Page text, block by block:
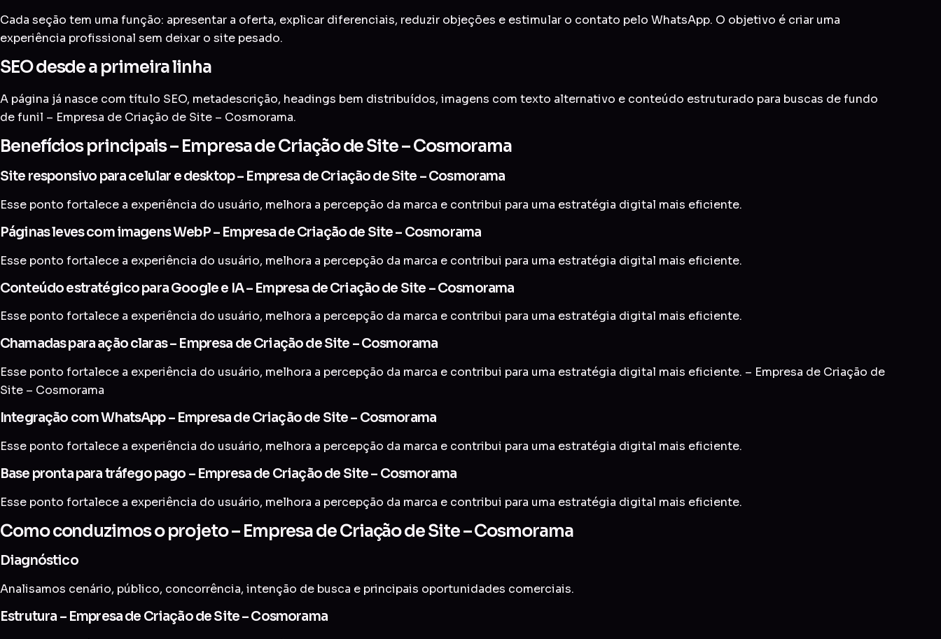
Cada seção tem uma função: apresentar a oferta, explicar diferenciais, reduzir objeções e estimular o contato pelo WhatsApp. O objetivo é criar uma
experiência profissional sem deixar o site pesado.
SEO desde a primeira linha
A página já nasce com título SEO, metadescrição, headings bem distribuídos, imagens com texto alternativo e conteúdo estruturado para buscas de fundo
de funil – Empresa de Criação de Site – Cosmorama.
Benefícios principais – Empresa de Criação de Site – Cosmorama
Site responsivo para celular e desktop – Empresa de Criação de Site – Cosmorama
Esse ponto fortalece a experiência do usuário, melhora a percepção da marca e contribui para uma estratégia digital mais eficiente.
Páginas leves com imagens WebP – Empresa de Criação de Site – Cosmorama
Esse ponto fortalece a experiência do usuário, melhora a percepção da marca e contribui para uma estratégia digital mais eficiente.
Conteúdo estratégico para Google e IA – Empresa de Criação de Site – Cosmorama
Esse ponto fortalece a experiência do usuário, melhora a percepção da marca e contribui para uma estratégia digital mais eficiente.
Chamadas para ação claras – Empresa de Criação de Site – Cosmorama
Esse ponto fortalece a experiência do usuário, melhora a percepção da marca e contribui para uma estratégia digital mais eficiente. – Empresa de Criação de
Site – Cosmorama
Integração com WhatsApp – Empresa de Criação de Site – Cosmorama
Esse ponto fortalece a experiência do usuário, melhora a percepção da marca e contribui para uma estratégia digital mais eficiente.
Base pronta para tráfego pago – Empresa de Criação de Site – Cosmorama
Esse ponto fortalece a experiência do usuário, melhora a percepção da marca e contribui para uma estratégia digital mais eficiente.
Como conduzimos o projeto – Empresa de Criação de Site – Cosmorama
Diagnóstico
Analisamos cenário, público, concorrência, intenção de busca e principais oportunidades comerciais.
Estrutura – Empresa de Criação de Site – Cosmorama